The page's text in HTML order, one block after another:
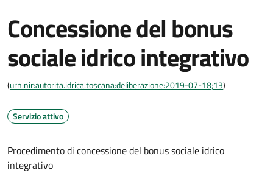
Concessione del bonus
sociale idrico integrativo
(urn:nir:autorita.idrica.toscana:deliberazione:2019-07-18;13)
Servizio attivo
Procedimento di concessione del bonus sociale idrico
integrativo